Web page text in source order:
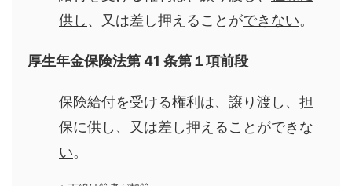
供し 、又は差し押えることができない。
厚生年金保険法第 41 条第１項前段
保険給付を受ける権利は、譲り渡し、 担
保に供し 、又は差し押えることができな
い。